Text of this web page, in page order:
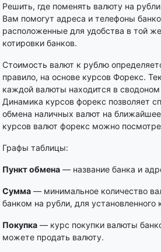
Решить, где поменять валюту на
Вам помогут адреса и телефоны
расположенные для удобства в той
котировки банков.
Стоимость валют к рублю
правило, на основе курсов Форекс.
каждой валюты находится в
Динамика курсов форекс позволяет
обмена наличных валют на
курсов валют форекс можно
Графы таблицы:
Пункт обмена — название банка и
Сумма — минимальное количество
банком на рубли, для установленного
Покупка — курс покупки валюты
можете продать валюту.